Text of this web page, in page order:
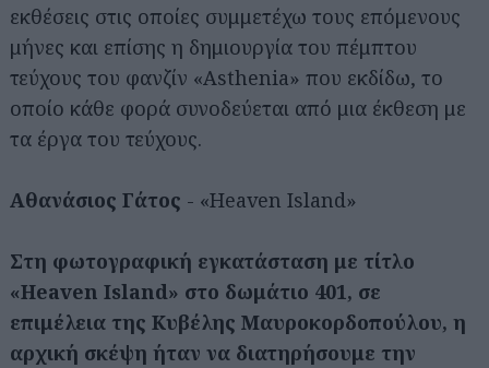
εκθέσεις στις οποίες συμμετέχω τους επόμενους
μήνες και επίσης η δημιουργία του πέμπτου
τεύχους του φανζίν «Asthenia» που εκδίδω, το
οποίο κάθε φορά συνοδεύεται από μια έκθεση με
τα έργα του τεύχους.
Αθανάσιος Γάτος - «Ηeaven Ιsland»
Στη φωτογραφική εγκατάσταση με τίτλο
«Ηeaven Ιsland» στο δωμάτιο 401, σε
επιμέλεια της Κυβέλης Μαυροκορδοπούλου, η
αρχική σκέψη ήταν να διατηρήσουμε την